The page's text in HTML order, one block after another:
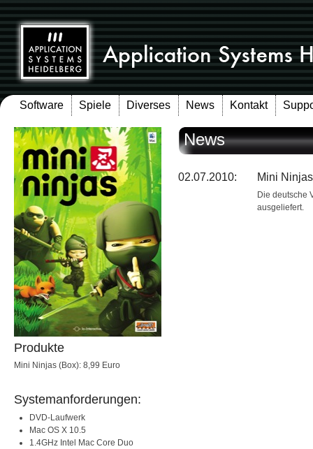
Software Spiele Diverses News Kontakt
Produkte
Mini Ninjas (Box): 8,99 Euro
Systemanforderungen:
DVD-Laufwerk
Mac OS X 10.5
1.4GHz Intel Mac Core Duo
News
02.07.2010: Mini
Die deutsche
ausgeliefert.